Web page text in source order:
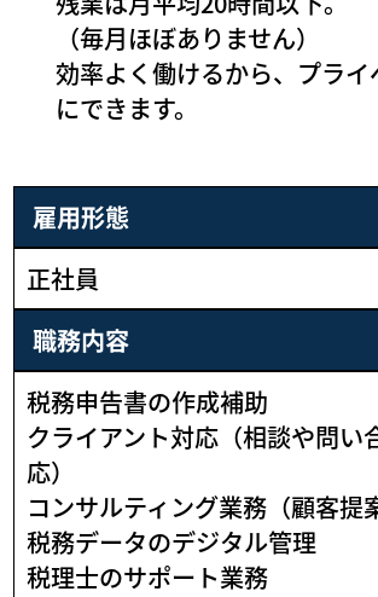
（毎月ほぼありません）
効率よく働けるから、プラ
にできます。
雇用形態
正社員
職務内容
税務申告書の作成補助
クライアント対応（相談や問い
応）
コンサルティング業務（顧客提
税務データのデジタル管理
税理士のサポート業務